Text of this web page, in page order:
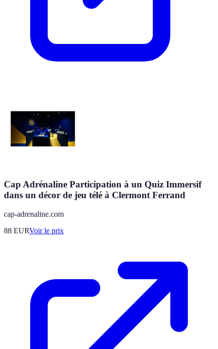
Cap Adrénaline Participation à un Quiz Immersif
dans un décor de jeu télé à Clermont Ferrand
cap-adrenaline.com
88 EURVoir le prix